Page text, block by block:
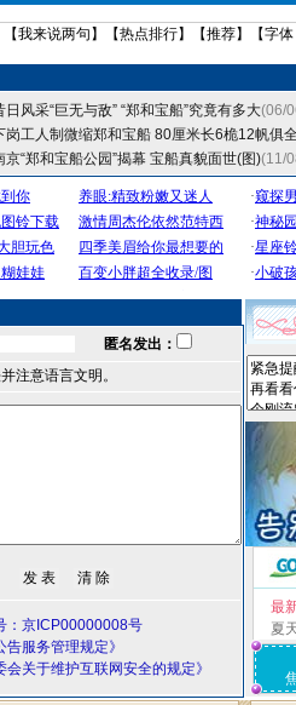
我来说两句 】【热点排行】【推荐】【字体
日风采“巨无与敌” “郑和宝船”究竟有多大(06/
岗工人制微缩郑和宝船 80厘米长6桅12帆俱
京“郑和宝船公园”揭幕 宝船真貌面世(图)(11/
匿名发出：
注意语言文明。
：京ICP00000008号
服务管理规定》
关于维护互联网安全的规定》
最
夏